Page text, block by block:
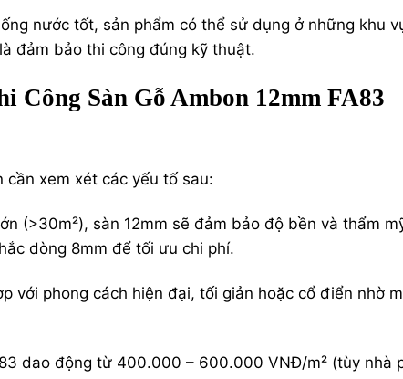
nước tốt, sản phẩm có thể sử dụng ở những khu
đảm bảo thi công đúng kỹ thuật.
Công Sàn Gỗ Ambon 12mm FA83
cần xem xét các yếu tố sau:
(>30m²), sàn 12mm sẽ đảm bảo độ bền và thẩm
dòng 8mm để tối ưu chi phí.
với phong cách hiện đại, tối giản hoặc cổ điển nhờ
dao động từ 400.000 – 600.000 VNĐ/m² (tùy nhà